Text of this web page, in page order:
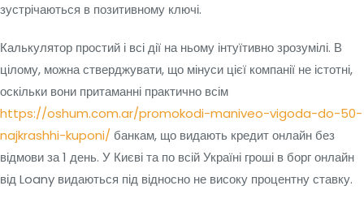
зустрічаються в позитивному ключі.
Калькулятор простий і всі дії на ньому інтуїтивно зрозумілі. В
цілому, можна стверджувати, що мінуси цієї компанії не істотні,
оскільки вони притаманні практично всім
https://oshum.com.ar/promokodi-maniveo-vigoda-do-50-
najkrashhi-kuponi/ банкам, що видають кредит онлайн без
відмови за 1 день. У Києві та по всій Україні гроші в борг онлайн
від Loany видаються під відносно не високу процентну ставку.